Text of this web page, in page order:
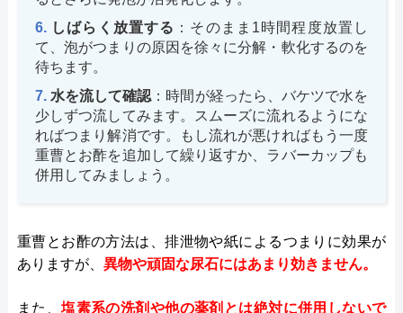
しばらく放置する ：そのまま1時間程度放置し
て、泡がつまりの原因を徐々に分解・軟化するのを
待ちます。
水を流して確認：時間が経ったら、バケツで水を
少しずつ流してみます。スムーズに流れるようにな
ればつまり解消です。もし流れが悪ければもう一度
重曹とお酢を追加して繰り返すか、ラバーカップも
併用してみましょう。
重曹とお酢の方法は、排泄物や紙によるつまりに効果が
ありますが、 異物や頑固な尿石にはあまり効きません。
また、塩素系の洗剤や他の薬剤とは絶対に併用しないで